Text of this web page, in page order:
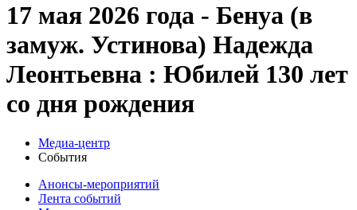
17 мая 2026 года - Бенуа (в
замуж. Устинова) Надежда
Леонтьевна : Юбилей 130 лет
со дня рождения
Медиа-центр
События
Анонсы-мероприятий
Лента событий